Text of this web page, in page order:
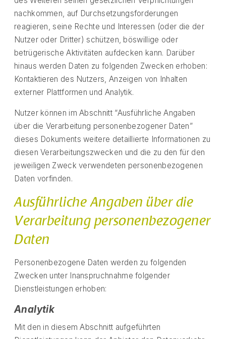
nachkommen, auf Durchsetzungsforderungen
reagieren, seine Rechte und Interessen (oder die der
Nutzer oder Dritter) schützen, böswillige oder
betrügerische Aktivitäten aufdecken kann. Darüber
hinaus werden Daten zu folgenden Zwecken erhoben:
Kontaktieren des Nutzers, Anzeigen von Inhalten
externer Plattformen und Analytik.
Nutzer können im Abschnitt “Ausführliche Angaben
über die Verarbeitung personenbezogener Daten”
dieses Dokuments weitere detaillierte Informationen zu
diesen Verarbeitungszwecken und die zu den für den
jeweiligen Zweck verwendeten personenbezogenen
Daten vorfinden.
Ausführliche Angaben über die
Verarbeitung personenbezogener
Daten
Personenbezogene Daten werden zu folgenden
Zwecken unter Inanspruchnahme folgender
Dienstleistungen erhoben:
Analytik
Mit den in diesem Abschnitt aufgeführten